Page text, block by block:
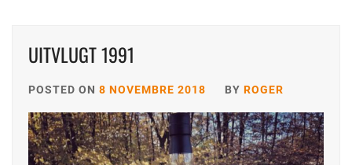
UITVLUGT 1991
POSTED ON 8 NOVEMBRE 2018 BY ROGER